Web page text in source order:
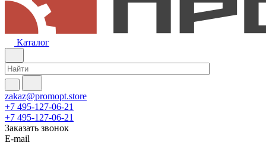
Каталог
zakaz@promopt.store
+7 495-127-06-21
+7 495-127-06-21
Заказать звонок
E-mail